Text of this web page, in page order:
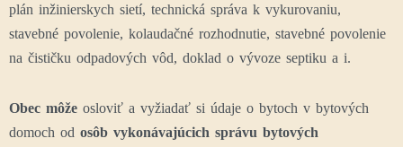
plán inžinierskych sietí, technická správa k vykurovaniu,
stavebné povolenie, kolaudačné rozhodnutie, stavebné povolenie
na čističku odpadových vôd, doklad o vývoze septiku a i.
Obec môže osloviť a vyžiadať si údaje o bytoch v bytových
domoch od osôb vykonávajúcich správu bytových